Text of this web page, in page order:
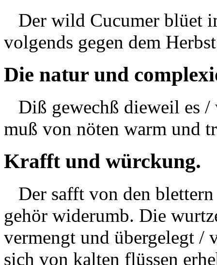
Der wild Cucumer blüet
volgends gegen dem
Die natur und
Diß gewechß dieweil es /
muß von nöten warm und
Krafft und würckung.
Der safft von den
gehör widerumb. Die
vermengt und übergelegt /
sich von kalten flüssen